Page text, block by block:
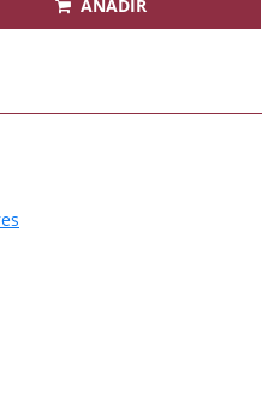
AÑADIR